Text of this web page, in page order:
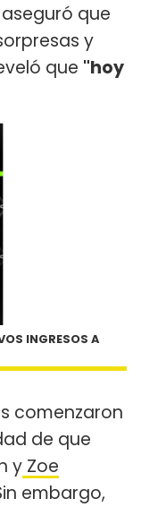
que
y
que "hoy
INGRESOS A
comenzaron
de que
y Zoe
embargo,